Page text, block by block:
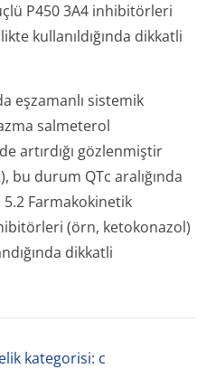
P450 3A4 inhibitörleri
kullanıldığında dikkatli
eşzamanlı sistemik
salmeterol
artırdığı gözlenmiştir
bu durum QTc aralığında
Farmakokinetik
(örn, ketokonazol)
dikkatli
kategorisi: c